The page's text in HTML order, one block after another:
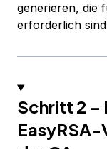
generieren, die
erforderlich
Schritt 2 –